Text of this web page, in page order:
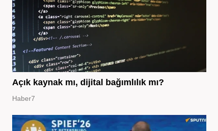
Açık kaynak mı, dijital bağımlılık mı?
Haber7